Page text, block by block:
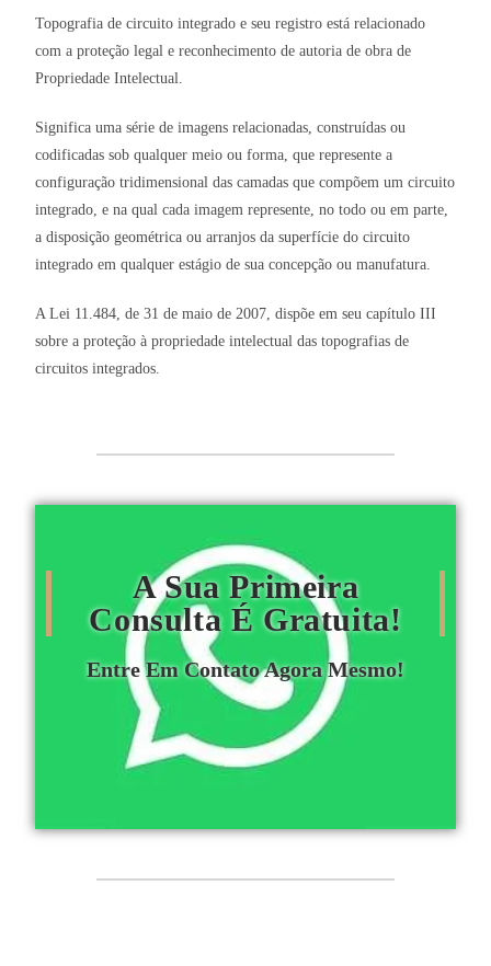
Topografia de circuito integrado e seu registro está relacionado
com a proteção legal e reconhecimento de autoria de obra de
Propriedade Intelectual.
Significa uma série de imagens relacionadas, construídas ou
codificadas sob qualquer meio ou forma, que represente a
configuração tridimensional das camadas que compõem um circuito
integrado, e na qual cada imagem represente, no todo ou em parte,
a disposição geométrica ou arranjos da superfície do circuito
integrado em qualquer estágio de sua concepção ou manufatura.
A Lei 11.484, de 31 de maio de 2007, dispõe em seu capítulo III
sobre a proteção à propriedade intelectual das topografias de
circuitos integrados.
A Sua Primeira
Consulta É Gratuita!
Entre Em Contato Agora Mesmo!